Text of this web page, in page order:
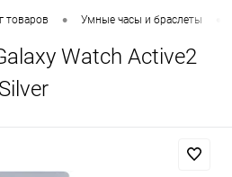
товаров • Умные часы и браслеты
Watch Active2